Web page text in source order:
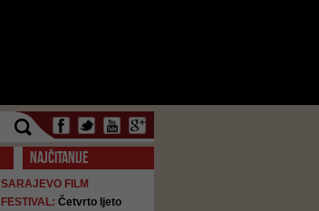
NAJČITANIJE
SARAJEVO FILM
FESTIVAL: Četvrto ljeto